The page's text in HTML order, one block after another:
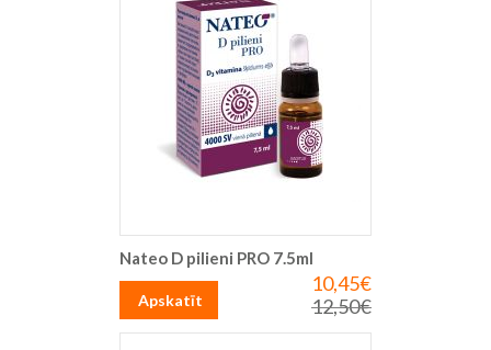
Nateo D pilieni PRO 7.5ml
Īpaša
cena
10,45€
Parastā
cena
12,50€
Apskatīt